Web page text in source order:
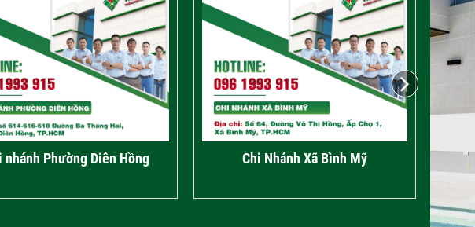
Chi nhánh Tp.Thủ Đức Chi nhánh Phường Tân Bình